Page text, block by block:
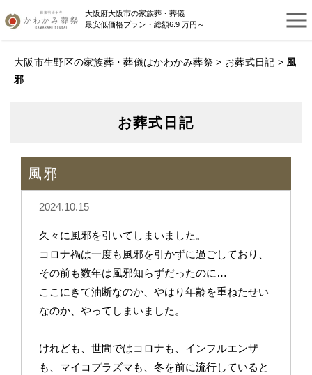
大阪府大阪市の家族葬・葬儀
最安低価格プラン・総額6.9 万円～
大阪市生野区の家族葬・葬儀はかわかみ葬祭 > お葬式日記 > 風
邪
お葬式日記
風邪
2024.10.15
久々に風邪を引いてしまいました。
コロナ禍は一度も風邪を引かずに過ごしており、
その前も数年は風邪知らずだったのに…
ここにきて油断なのか、やはり年齢を重ねたせい
なのか、やってしまいました。
けれども、世間ではコロナも、インフルエンザ
も、マイコプラズマも、冬を前に流行していると